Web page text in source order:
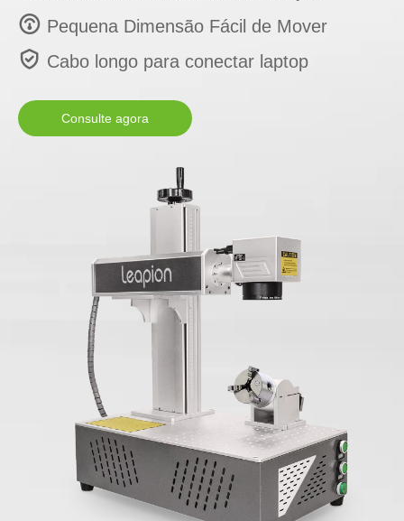
 Pequena Dimensão Fácil de Mover
 Cabo longo para conectar laptop
Consulte agora